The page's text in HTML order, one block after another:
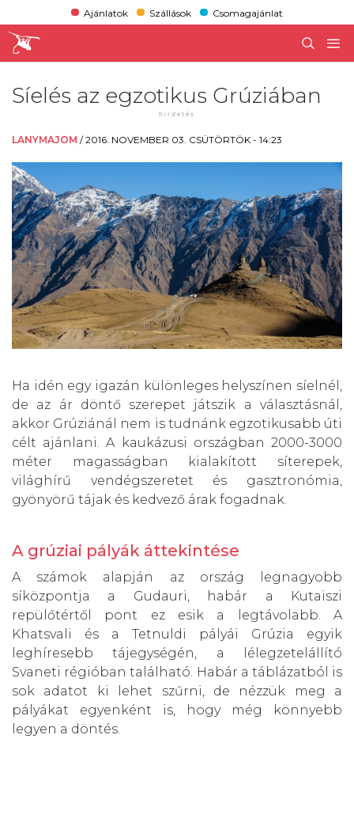
Ajánlatok Szállások Csomagajánlat
Síelés az egzotikus Grúziában
LANYMAJOM /2016. NOVEMBER 03. CSÜTÖRTÖK - 14:23
Ha idén egy igazán különleges helyszínen síelnél,
de az ár döntő szerepet játszik a választásnál,
akkor Grúziánál nem is tudnánk egzotikusabb úti
célt ajánlani. A kaukázusi országban 2000-3000
méter magasságban kialakított síterepek,
világhírű vendégszeretet és gasztronómia,
gyönyörű tájak és kedvező árak fogadnak.
A grúziai pályák áttekintése
A számok alapján az ország legnagyobb
síközpontja a Gudauri, habár a Kutaiszi
repülőtértől pont ez esik a legtávolabb. A
Khatsvali és a Tetnuldi pályái Grúzia egyik
leghíresebb tájegységén, a lélegzetelállító
Svaneti régióban található. Habár a táblázatból is
sok adatot ki lehet szűrni, de nézzük meg a
pályákat egyenként is, hogy még könnyebb
legyen a döntés.